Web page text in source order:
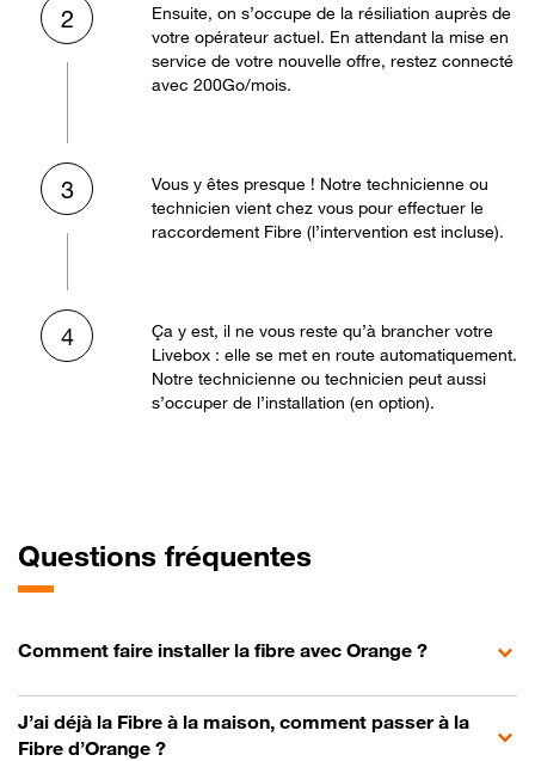
2
Ensuite, on s’occupe de la résiliation auprès de
votre opérateur actuel. En attendant la mise en
service de votre nouvelle offre, restez connecté
avec 200Go/mois.
3
Vous y êtes presque ! Notre technicienne ou
technicien vient chez vous pour effectuer le
raccordement Fibre (l’intervention est incluse).
4
Ça y est, il ne vous reste qu’à brancher votre
Livebox : elle se met en route automatiquement.
Notre technicienne ou technicien peut aussi
s’occuper de l’installation (en option).
Questions fréquentes
Comment faire installer la fibre avec Orange ?
J’ai déjà la Fibre à la maison, comment passer à la
Fibre d’Orange ?